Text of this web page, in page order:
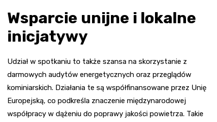
Wsparcie unijne i lokalne
inicjatywy
Udział w spotkaniu to także szansa na skorzystanie z
darmowych audytów energetycznych oraz przeglądów
kominiarskich. Działania te są współfinansowane przez Unię
Europejską, co podkreśla znaczenie międzynarodowej
współpracy w dążeniu do poprawy jakości powietrza. Takie